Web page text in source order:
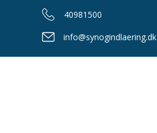
40981500
info@synogindlaering.dk